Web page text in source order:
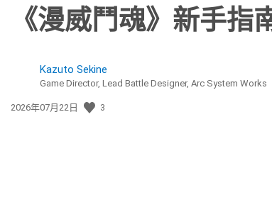
《漫威鬥魂》新手指
Kazuto Sekine
Game Director, Lead Battle Designer, Arc System Works
發
2026年07月22日 3